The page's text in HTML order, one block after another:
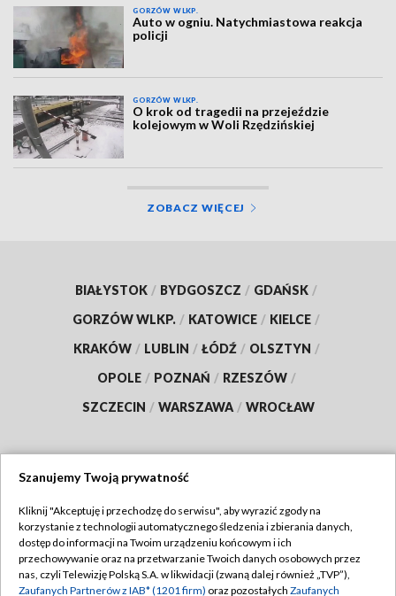
GORZÓW WLKP.
Auto w ogniu. Natychmiastowa reakcja
policji
GORZÓW WLKP.
O krok od tragedii na przejeździe
kolejowym w Woli Rzędzińskiej
ZOBACZ WIĘCEJ
BIAŁYSTOK / BYDGOSZCZ / GDAŃSK /
GORZÓW WLKP. / KATOWICE / KIELCE /
KRAKÓW / LUBLIN / ŁÓDŹ / OLSZTYN /
OPOLE / POZNAŃ / RZESZÓW /
SZCZECIN / WARSZAWA / WROCŁAW
TVP
Abonament TVP
Emisja w TVP
Regulamin TVP
Polityka prywatności
Szanujemy Twoją prywatność
Kliknij "Akceptuję i przechodzę do serwisu", aby wyrazić zgody na
korzystanie z technologii automatycznego śledzenia i zbierania danych,
dostęp do informacji na Twoim urządzeniu końcowym i ich
przechowywanie oraz na przetwarzanie Twoich danych osobowych przez
nas, czyli Telewizję Polską S.A. w likwidacji (zwaną dalej również „TVP”),
Zaufanych Partnerów z IAB* (1201 firm) oraz pozostałych Zaufanych